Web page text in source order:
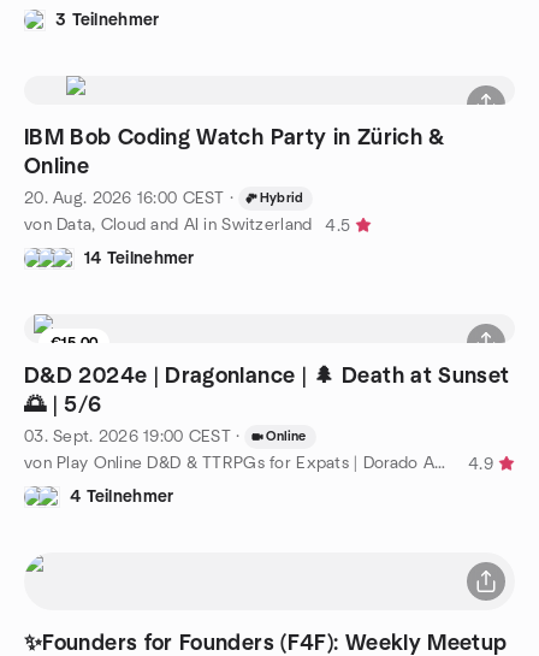
3 Teilnehmer
IBM Bob Coding Watch Party in Zürich &
Online
20. Aug. 2026 16:00 CEST · Hybrid
von Data, Cloud and AI in Switzerland
4.5
14 Teilnehmer
€15.00
1 Sitzplatz übrig
D&D 2024e | Dragonlance | 🌲 Death at Sunset
🌅 | 5/6
03. Sept. 2026 19:00 CEST · Online
von Play Online D&D & TTRPGs for Expats | Dorado Adventures
4.9
4 Teilnehmer
✨Founders for Founders (F4F): Weekly Meetup